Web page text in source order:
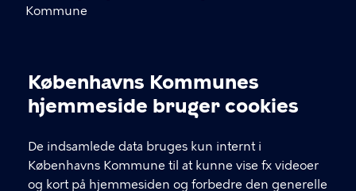
Cookieindstillinger
Københavns Kommunes
hjemmeside bruger cookies
De indsamlede data bruges kun internt i
Københavns Kommune til at kunne vise fx videoer
og kort på hjemmesiden og forbedre den generelle
Kommune
kommunikation@buf.kk.dk
LINKS